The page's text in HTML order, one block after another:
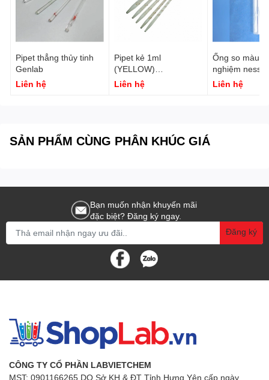
Pipet thẳng thủy tinh
Genlab
Liên hệ
Pipet kẻ 1ml
(YELLOW)
2030100003845
Liên hệ
Ống so màu
nghiệm
Genlab
Liên hệ
SẢN PHẨM CÙNG PHÂN KHÚC GIÁ
Bạn muốn nhận khuyến mãi
đặc biệt? Đăng ký ngay.
Đăng ký
CÔNG TY CỔ PHẦN LABVIETCHEM
MST: 0901166265 DO Sở KH & ĐT Tỉnh Hưng Yên cấp ngày